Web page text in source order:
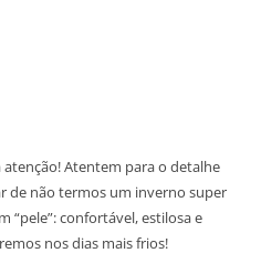
Atentem para o detalhe
de não termos um inverno super
“pele”: confortável, estilosa e
nos dias mais frios!